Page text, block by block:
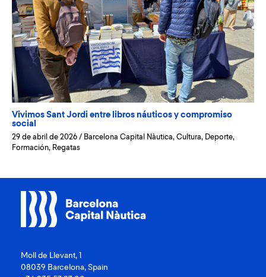
Vivimos Sant Jordi entre libros náuticos y compromiso
social
29 de abril de 2026 / Barcelona Capital Nàutica, Cultura, Deporte,
Formación, Regatas
Moll de Llevant, 1
08039 Barcelona, Spain